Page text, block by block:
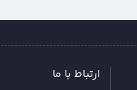
ارتباط با ما